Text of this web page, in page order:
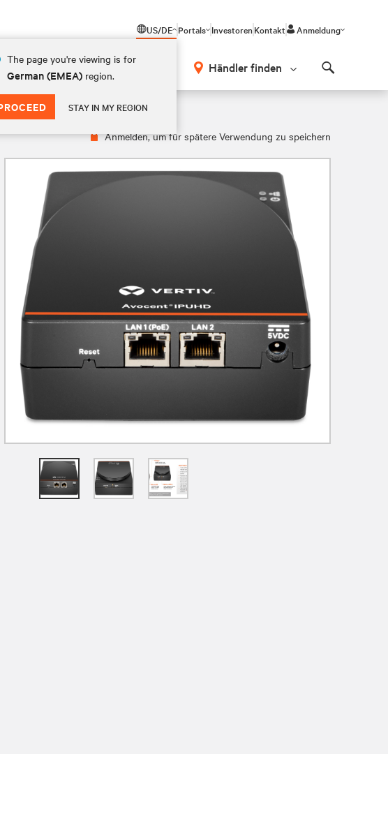
US/DE
The page you're viewing is for
German (EMEA) region.
STAY IN MY REGION
Portals InvestorenKontakt Anmeldung
Vertiv Händler finden
KVM
Anmelden, um für spätere Verwendung zu speichern